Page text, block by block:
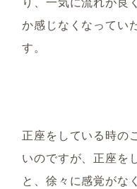
か感じなくなってい
す。
正座をしている時の
いのですが、正座を
と、徐々に感覚がな